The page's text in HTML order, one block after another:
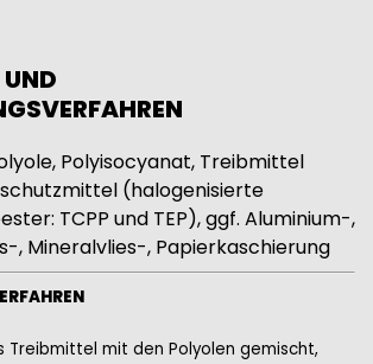
Polyisocyanat, Treibmittel
(halogenisierte
TCPP und TEP), ggf. Aluminium-,
, Mineralvlies-, Papierkaschierung
Treibmittel mit den Polyolen gemischt,